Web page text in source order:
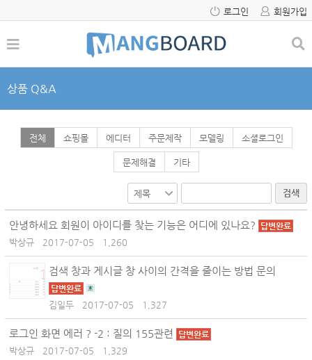
로그인 회원가입
상품 Q&A
전체 쇼핑몰 에디터 주문제작 모델링 소셜로그인
문제해결 기타
검색
안녕하세요 회원이 아이디를 찾는 기능은 어디에 있나요? 답변완료
박상규 2017-07-05 1,260
검색 창과 게시글 창 사이의 간격을 줄이는 방법 문의
답변완료
김일두 2017-07-05 1,327
로그인 화면 에러 ? -2 : 질의 155관련 답변완료
박상규 2017-07-05 1,329